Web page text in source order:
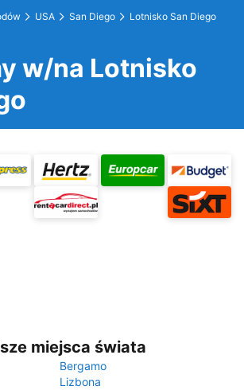
USA San Diego
Lotnisko San Diego
w/na Lotnisko
miejsca świata
Bergamo
Lizbona